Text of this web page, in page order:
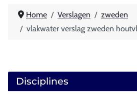
Home Verslagen
zweden
vlakwater verslag zweden
Disciplines